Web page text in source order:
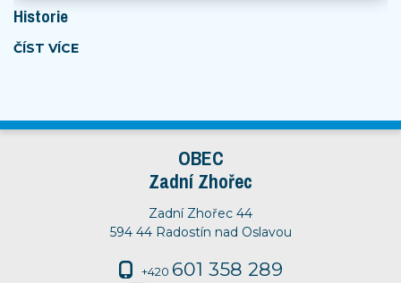
Historie
ČÍST VÍCE
OBEC
Zadní Zhořec
Zadní Zhořec 44
594 44 Radostín nad Oslavou
+420 601 358 289